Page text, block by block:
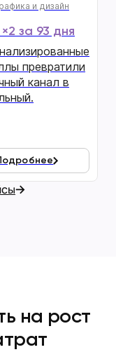
и дизайн
×2 за 93 дня
превратили
канал в
на рост